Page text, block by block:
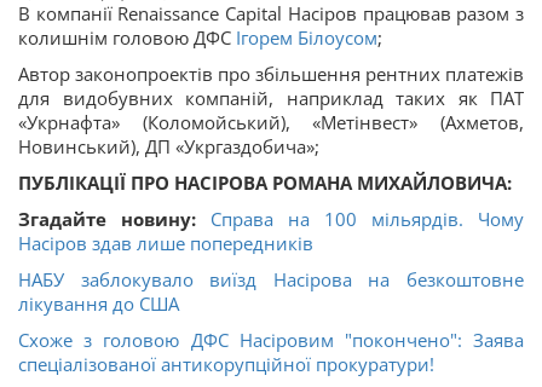
В компанії Renaissance Capital Насіров працював разом з
колишнім головою ДФС Ігорем Білоусом;
Автор законопроектів про збільшення рентних платежів
для видобувних компаній, наприклад таких як ПАТ
«Укрнафта» (Коломойський), «Метінвест» (Ахметов,
Новинський), ДП «Укргаздобича»;
ПУБЛІКАЦІЇ ПРО НАСІРОВА РОМАНА МИХАЙЛОВИЧА:
Згадайте новину: Справа на 100 мільярдів. Чому
Насіров здав лише попередників
НАБУ заблокувало виїзд Насірова на безкоштовне
лікування до США
Схоже з головою ДФС Насіровим "покончено": Заява
спеціалізованої антикорупційної прокуратури!